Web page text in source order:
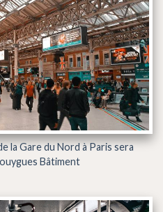
la Gare du Nord à Paris sera
Bâtiment